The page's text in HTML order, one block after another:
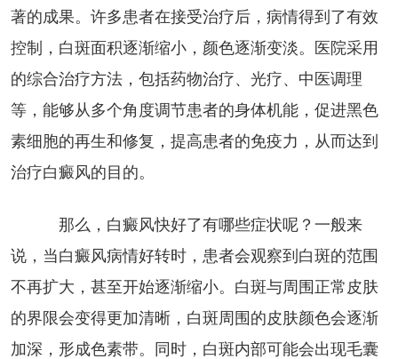
著的成果。许多患者在接受治疗后，病情得到了有效
控制，白斑面积逐渐缩小，颜色逐渐变淡。医院采用
的综合治疗方法，包括药物治疗、光疗、中医调理
等，能够从多个角度调节患者的身体机能，促进黑色
素细胞的再生和修复，提高患者的免疫力，从而达到
治疗白癜风的目的。
那么，白癜风快好了有哪些症状呢？一般来
说，当白癜风病情好转时，患者会观察到白斑的范围
不再扩大，甚至开始逐渐缩小。白斑与周围正常皮肤
的界限会变得更加清晰，白斑周围的皮肤颜色会逐渐
加深，形成色素带。同时，白斑内部可能会出现毛囊